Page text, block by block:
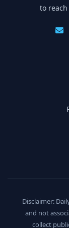
to
Disclaimer:
and not
collect